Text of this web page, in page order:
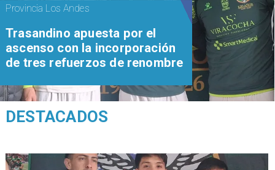
Provincia Los Andes
Trasandino apuesta por el
ascenso con la incorporación
de tres refuerzos de renombre
DESTACADOS